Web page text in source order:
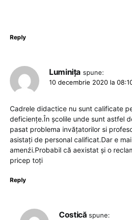
Reply
Luminița spune:
10 decembrie 2020 la
Cadrele didactice nu sunt calificate
deficiențe.În școlile unde sunt astfel
pasat problema invățatorilor si
asistați de personal calificat.Dar e
amenźi.Probabil că aexistat și o
pricep toți
Reply
Costică spune: